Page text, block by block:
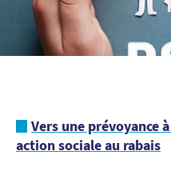
Vers une prévoyance
action sociale au rabais